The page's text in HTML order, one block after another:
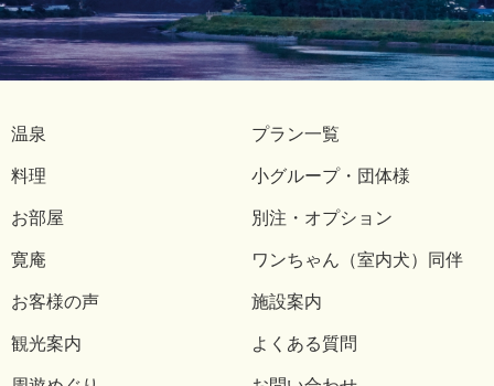
温泉
料理
お部屋
寛庵
プラン一覧
小グループ・団体様
別注・オプション
ワンちゃん（室内犬）同伴
お客様の声
観光案内
施設案内
よくある質問